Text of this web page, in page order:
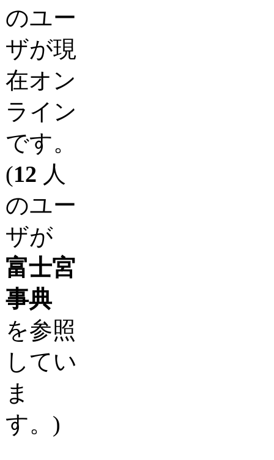
のユー
ザが現
在オン
ライン
です。
(12 人
のユー
ザが
富士宮
事典
を参照
してい
ま
す。)